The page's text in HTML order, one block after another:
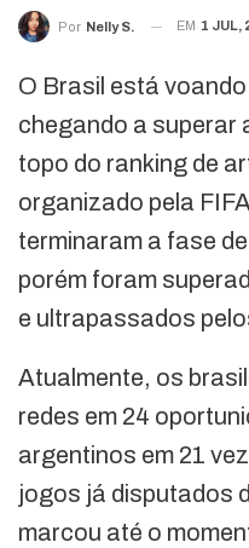
Por Nelly S. EM 1 JUL,
O Brasil está
chegando a superar
topo do ranking de
organizado pela
terminaram a fase
porém foram
e ultrapassados
Atualmente, os
redes em 24
argentinos em 21
jogos já disputados
marcou até o